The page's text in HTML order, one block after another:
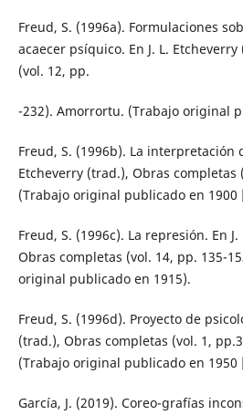
Freud, S. (1996a). Formulaciones
acaecer psíquico. En J. L.
(vol. 12, pp.
-232). Amorrortu. (Trabajo original
Freud, S. (1996b). La interpretación
Etcheverry (trad.), Obras completas
(Trabajo original publicado en 1900
Freud, S. (1996c). La represión. En
Obras completas (vol. 14, pp. 135-
original publicado en 1915).
Freud, S. (1996d). Proyecto de
(trad.), Obras completas (vol. 1,
(Trabajo original publicado en 1950
García, J. (2019). Coreo-grafías